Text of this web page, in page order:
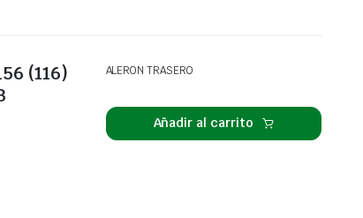
(116)
ALERON TRASERO
Añadir al carrito